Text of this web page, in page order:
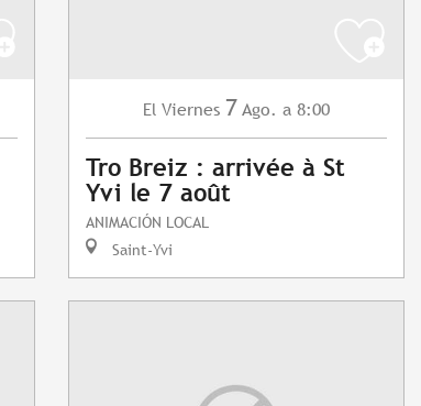
El Viernes 7 Ago. a 8:00
Tro Breiz : arrivée à St
Yvi le 7 août
ANIMACIÓN LOCAL
Saint-Yvi